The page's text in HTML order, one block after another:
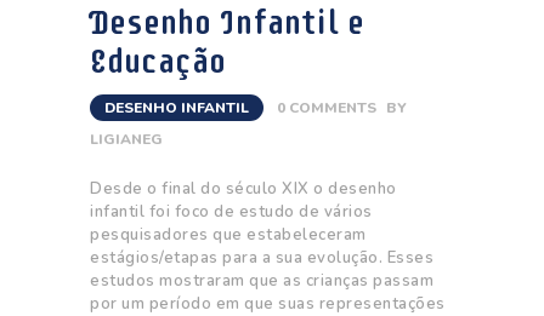
Desenho Infantil e
Educação
DESENHO INFANTIL 0 COMMENTS BY
LIGIANEG
Desde o final do século XIX o desenho
infantil foi foco de estudo de vários
pesquisadores que estabeleceram
estágios/etapas para a sua evolução. Esses
estudos mostraram que as crianças passam
por um período em que suas representações